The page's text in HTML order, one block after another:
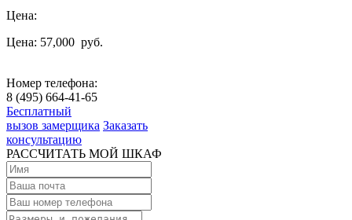
Цена:
Цена: 57,000 руб.
Номер телефона:
8 (495) 664-41-65
Бесплатный
вызов замерщика Заказать
консультацию
РАССЧИТАТЬ МОЙ ШКАФ